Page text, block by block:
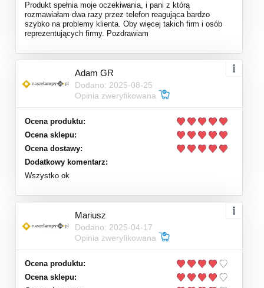
Produkt spełnia moje oczekiwania, i pani z którą
rozmawiałam dwa razy przez telefon reagująca bardzo
szybko na problemy klienta. Oby więcej takich firm i osób
reprezentujących firmy. Pozdrawiam
Adam GR
Dodano: 2025-08-25
Opinia zweryfikowana
Ocena produktu:
Ocena sklepu:
Ocena dostawy:
Dodatkowy komentarz:
Wszystko ok
Mariusz
Dodano: 2025-04-17
Opinia zweryfikowana
Ocena produktu:
Ocena sklepu: